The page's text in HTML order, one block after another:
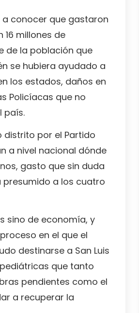
a conocer que gastaron
millones de
de la población que
se hubiera ayudado a
los estados, daños en
Policíacas que no
país.
distrito por el Partido
a nivel nacional dónde
gasto que sin duda
presumido a los cuatro
sino de economía, y
en el que el
destinarse a San Luis
que tanto
pendientes como el
a recuperar la